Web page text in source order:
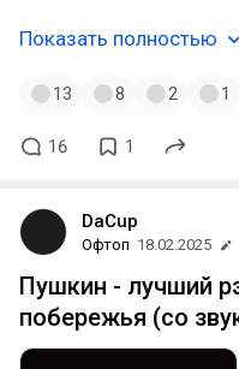
Показать полностью
13 8 2 1
16 1
DaCup
Офтоп 18.02.2025
Пушкин - лучший
побережья (со